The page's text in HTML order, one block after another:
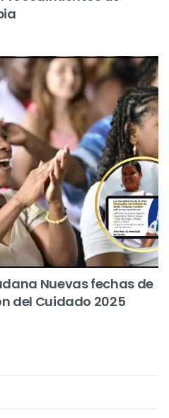
Nuevas fechas de
del Cuidado 2025